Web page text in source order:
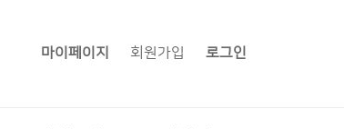
마이페이지 회원가입 로그인